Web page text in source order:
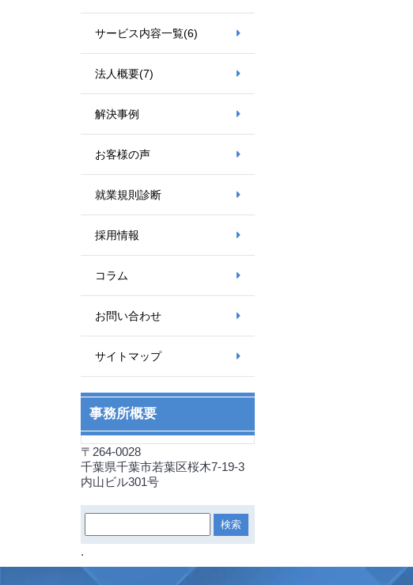
サービス内容一覧(6)
法人概要(7)
解決事例
お客様の声
就業規則診断
採用情報
コラム
お問い合わせ
サイトマップ
事務所概要
〒264-0028
千葉県千葉市若葉区桜木7-19-3
内山ビル301号
.